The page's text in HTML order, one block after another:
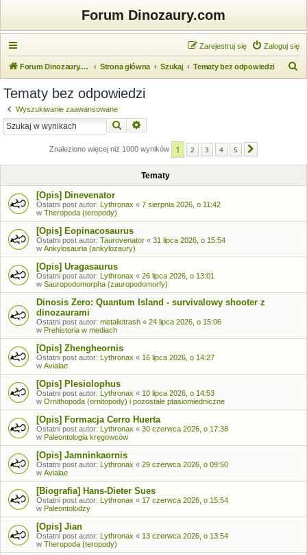
Forum Dinozaury.com
Zaloguj się
Zarejestruj się
Forum Dinozaury.com Strona główna Szukaj Tematy bez odpowiedzi
Tematy bez odpowiedzi
Wyszukiwanie zaawansowane
Szukaj
Znaleziono więcej niż 1000 wyników 1 2 3 4 5
Tematy
[Opis] Dinevenator
Ostatni post autor: Lythronax « 7 sierpnia 2026, o 11:42
w Theropoda (teropody)
[Opis] Eopinacosaurus
Ostatni post autor: Taurovenator « 31 lipca 2026, o 15:54
w Ankylosauria (ankylozaury)
[Opis] Uragasaurus
Ostatni post autor: Lythronax « 26 lipca 2026, o 13:01
w Sauropodomorpha (zauropodomorfy)
Dinosis Zero: Quantum Island - survivalowy shooter z
dinozaurami
Ostatni post autor: metalictrash « 24 lipca 2026, o 15:06
w Prehistoria w mediach
[Opis] Zhengheornis
Ostatni post autor: Lythronax « 16 lipca 2026, o 14:27
w Avialae
[Opis] Plesiolophus
Ostatni post autor: Lythronax « 10 lipca 2026, o 14:53
w Ornithopoda (ornitopody) i pozostałe ptasiomiedniczne
[Opis] Formacja Cerro Huerta
Ostatni post autor: Lythronax « 30 czerwca 2026, o 17:38
w Paleontologia kręgowców
[Opis] Jamninkaornis
Ostatni post autor: Lythronax « 29 czerwca 2026, o 09:50
w Avialae
[Biografia] Hans-Dieter Sues
Ostatni post autor: Lythronax « 17 czerwca 2026, o 15:54
w Paleontolodzy
[Opis] Jian
Ostatni post autor: Lythronax « 13 czerwca 2026, o 13:54
w Theropoda (teropody)